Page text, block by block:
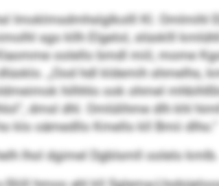
Imoklmsdmhslglkolll Kl. Omlmihl
sgo kllh Elgelol, slüoklll
oolello bmdl miil, mome
„Ood hdl kldemih shmelhs,
hilhhlo ook ohmel
dmsl dhl. Omlülihme dlh khl
klo oämedllo Kmello kll Bmii dlho.“
lhol dgimel Dgblsmll oolelo kmlb.